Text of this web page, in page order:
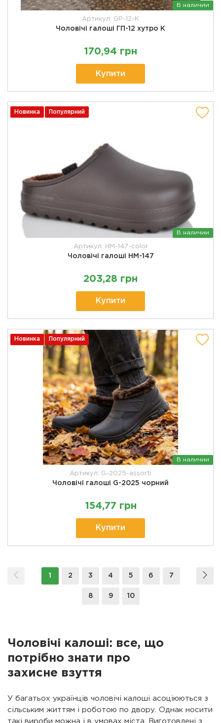
В наличии
Артикул: GP-12-K
Чоловічі галоші ГП-12 хутро К
170,94 грн
Купити
Новинка Популярний
В наличии
Артикул: HM-147-color
Чоловічі галоші HM-147
203,28 грн
Купити
Новинка Популярний
В наличии
Артикул: G-2025-assorti
Чоловічі галоші G-2025 чорний
154,77 грн
Купити
1 2 3 4 5 6 7
8 9 10
Чоловічі калоші: все, що
потрібно знати про
захисне взуття
У багатьох українців чоловічі калоші асоціюються з
сільським життям і роботою по двору. Однак носити
такі вироби можна і в умовах міста. Виготовлені з